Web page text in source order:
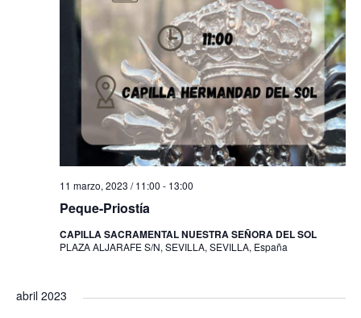
Peque-Priostía
11 marzo, 2023 / 11:00 - 13:00
CAPILLA SACRAMENTAL NUESTRA SEÑORA DEL SOL
PLAZA ALJARAFE S/N, SEVILLA, SEVILLA, España
abril 2023